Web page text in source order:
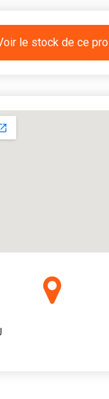
le stock de ce pro